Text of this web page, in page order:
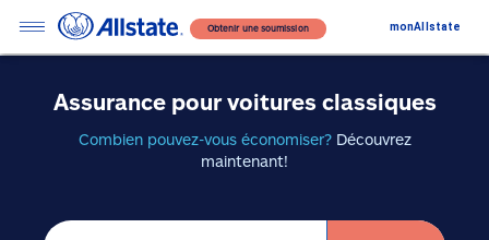
Obtenir une soumission monAllstate
Assurance pour voitures classiques
Combien pouvez-vous économiser? Découvrez
maintenant!